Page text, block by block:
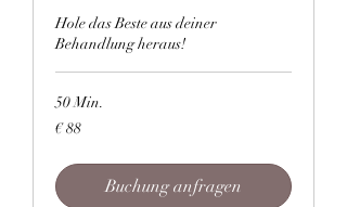
Hole das Beste aus deiner
Behandlung heraus!
50 Min.
88
Euro
€ 88
Buchung anfragen